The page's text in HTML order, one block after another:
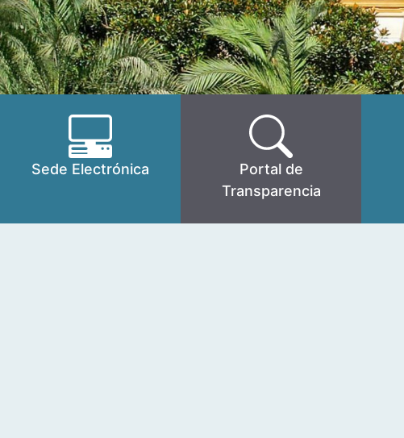
Sede Electrónica
Portal de
Transparencia